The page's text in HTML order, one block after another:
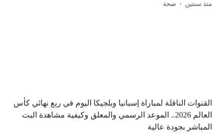
منذ سنتين صحة
القنوات الناقلة لمباراة إسبانيا وبلجيكا اليوم في ربع نهائي كأس
العالم 2026.. الموعد الرسمي والمعلق وكيفية مشاهدة البث
المباشر بجودة عالية